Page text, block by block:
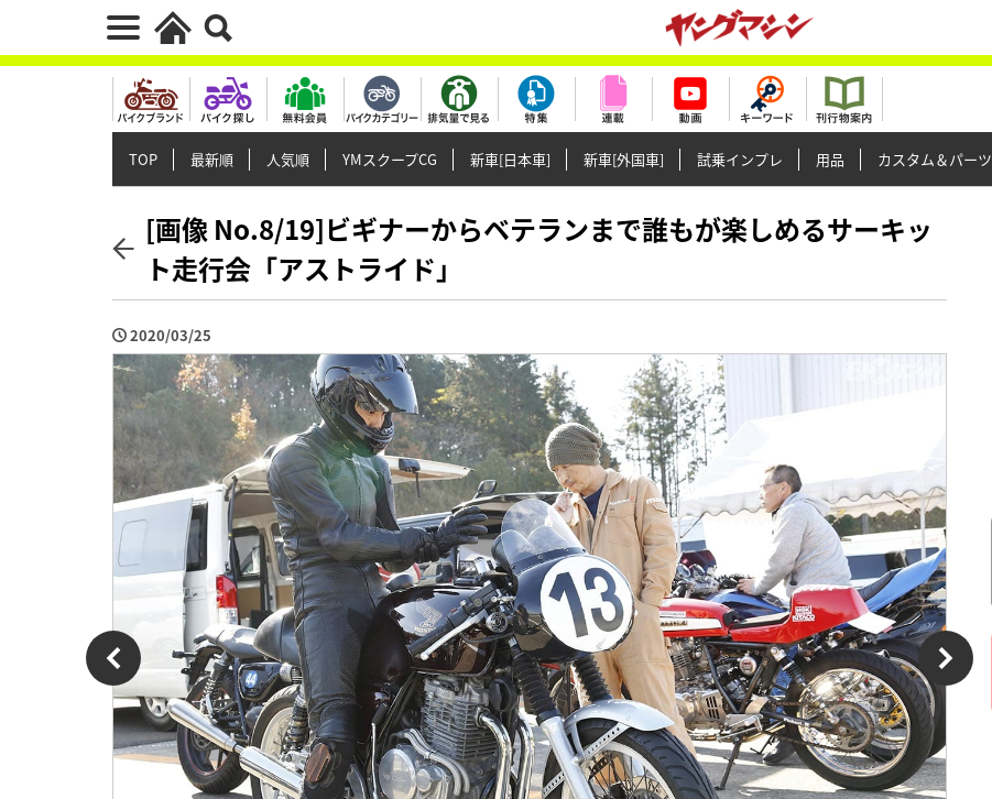
TOP 最新順 人気順 YMスクープCG 新車[日本車] 新車[外国車] 試乗インプレ 用品 カスタム＆パーツ
[画像 No.8/19]ビギナーからベテランまで誰もが楽しめるサーキッ
ト走行会「アストライド」
2020/03/25